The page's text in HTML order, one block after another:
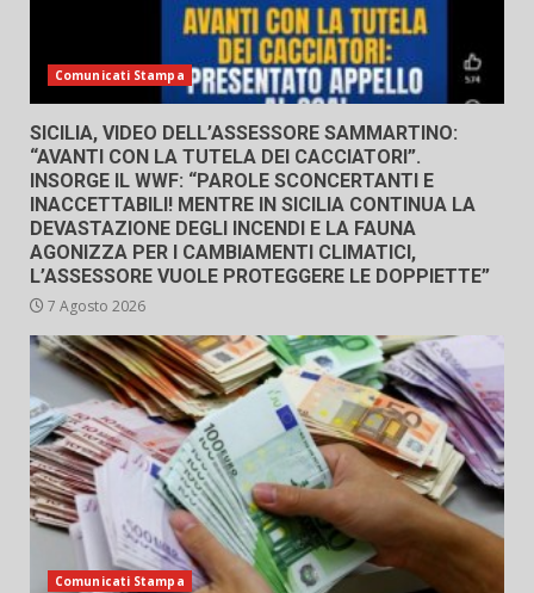
Comunicati Stampa
SICILIA, VIDEO DELL’ASSESSORE SAMMARTINO:
“AVANTI CON LA TUTELA DEI CACCIATORI”.
INSORGE IL WWF: “PAROLE SCONCERTANTI E
INACCETTABILI! MENTRE IN SICILIA CONTINUA LA
DEVASTAZIONE DEGLI INCENDI E LA FAUNA
AGONIZZA PER I CAMBIAMENTI CLIMATICI,
L’ASSESSORE VUOLE PROTEGGERE LE DOPPIETTE”
7 Agosto 2026
Comunicati Stampa